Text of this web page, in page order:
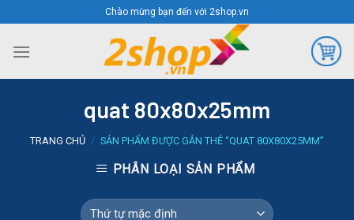
to
content
Chào mừng bạn đến với 2shop.vn
quat 80x80x25mm
TRANG CHỦ / SẢN PHẨM ĐƯỢC GẮN THẺ “QUAT 80X80X25MM”
PHÂN LOẠI SẢN PHẨM